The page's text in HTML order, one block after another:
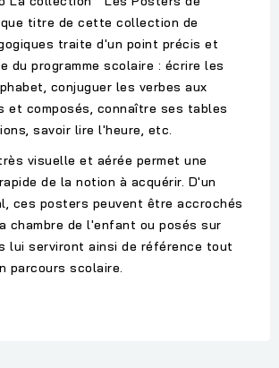
titre de cette collection de
traite d'un point précis et
du programme scolaire : écrire les
conjuguer les verbes aux
et composés, connaître ses tables
savoir lire l'heure, etc.
visuelle et aérée permet une
de la notion à acquérir. D'un
ces posters peuvent être accrochés
chambre de l'enfant ou posés sur
lui serviront ainsi de référence tout
parcours scolaire.